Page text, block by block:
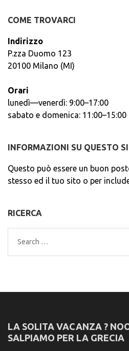
COME TROVARCI
Indirizzo
P.zza Duomo 123
20100 Milano (MI)
Orari
lunedì—venerdì: 9:00–17:00
sabato e domenica: 11:00–15:00
INFORMAZIONI SU QUESTO
Questo può essere un buon
stesso ed il tuo sito o per
RICERCA
Search
for:
LA SOLITA VACANZA ?
SALPIAMO PER LA GRECIA